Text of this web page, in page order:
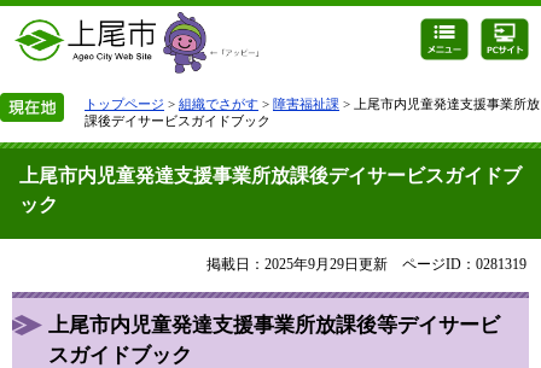
トップページ > 組織でさがす > 障害福祉課 > 上尾市内児童発達支援事業所放
課後デイサービスガイドブック
上尾市内児童発達支援事業所放課後デイサービスガイドブ
ック
掲載日：2025年9月29日更新 ページID：0281319
上尾市内児童発達支援事業所放課後等デイサービ
スガイドブック